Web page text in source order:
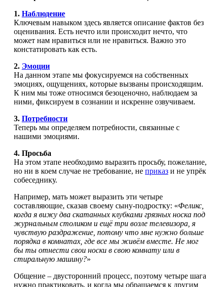
1. Наблюдение
Ключевым навыком здесь является описание фактов без
оценивания. Есть нечто или происходит нечто, что
может нам нравиться или не нравиться. Важно это
констатировать как есть.
2. Эмоции
На данном этапе мы фокусируемся на собственных
эмоциях, ощущениях, которые вызваны происходящим.
К ним мы тоже относимся безоценочно, наблюдаем за
ними, фиксируем в сознании и искренне озвучиваем.
3. Потребности
Теперь мы определяем потребности, связанные с
нашими эмоциями.
4. Просьба
На этом этапе необходимо выразить просьбу, пожелание,
но ни в коем случае не требование, не приказ и не упрёк
собеседнику.
Например, мать может выразить эти четыре
составляющие, сказав своему сыну-подростку: «Феликс,
когда я вижу два скатанных клубками грязных носка под
журнальным столиком и ещё три возле телевизора, я
чувствую раздражение, потому что мне нужно больше
порядка в комнатах, где все мы живём вместе. Не мог
бы ты отнести свои носки в свою комнату или в
стиральную машину?»
Общение – двусторонний процесс, поэтому четыре шага
нужно практиковать, и когда мы обращаемся к другим